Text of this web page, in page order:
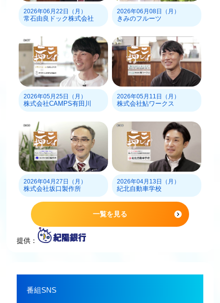
2026年06月22日（月）
常石由良ドック株式会社
2026年06月08日（月）
きみのフルーツ
2026年05月25日（月）
株式会社CAMPS有田川
2026年05月11日（月）
株式会社鮎ワークス
2026年04月27日（月）
株式会社坂口製作所
2026年04月13日（月）
紀北自動車学校
一覧を見る
提供：
番組SNS